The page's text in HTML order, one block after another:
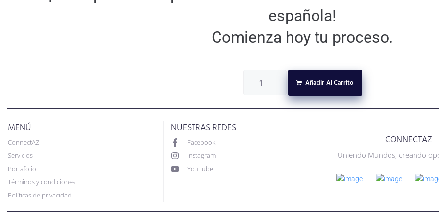
española!
Comienza hoy tu proceso.
Añadir Al Carrito
MENÚ
ConnectAZ
Servicios
Portafolio
Términos y condiciones
Políticas de privacidad
NUESTRAS REDES
Facebook
Instagram
YouTube
CONNECTAZ
Uniendo Mundos, creando